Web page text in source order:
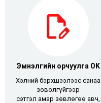
Эмнэлгийн орчуулга OK
Хэлний бэрхшээлээс санаа
зоволгүйгээр
сэтгэл амар зөвлөгөө авч,